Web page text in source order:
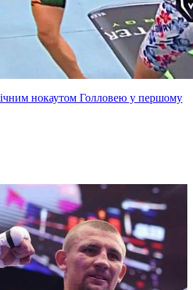
нокаутом Голловею у першому